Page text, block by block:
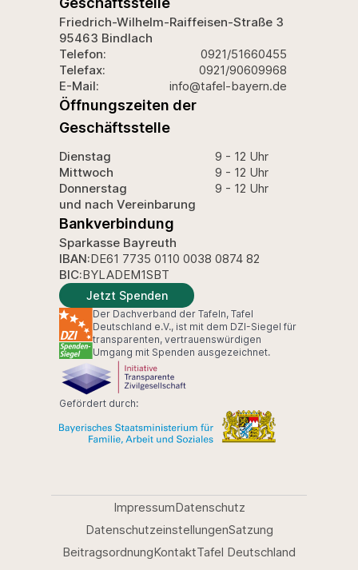
Friedrich-Wilhelm-Raiffeisen-Straße 3
95463 Bindlach
Telefon:
0921/51660455
Telefax:
0921/90609968
E-Mail:
info@tafel-bayern.de
Öffnungszeiten der
Geschäftsstelle
Dienstag
9 - 12 Uhr
Mittwoch
9 - 12 Uhr
Donnerstag
9 - 12 Uhr
und nach Vereinbarung
Bankverbindung
Sparkasse Bayreuth
IBAN:DE61 7735 0110 0038 0874 82
BIC:BYLADEM1SBT
Jetzt Spenden
Der Dachverband der Tafeln, Tafel
Deutschland e.V., ist mit dem DZI-Siegel für
transparenten, vertrauenswürdigen
Umgang mit Spenden ausgezeichnet.
Gefördert durch:
ImpressumDatenschutz
DatenschutzeinstellungenSatzung
BeitragsordnungKontaktTafel Deutschland